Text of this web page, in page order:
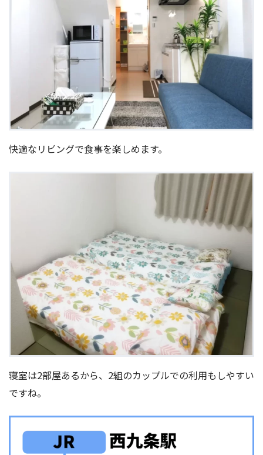
快適なリビングで食事を楽しめます。
寝室は2部屋あるから、2組のカップルでの利用もしやすい
ですね。